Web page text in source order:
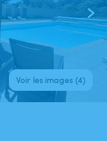
Voir les images (4)